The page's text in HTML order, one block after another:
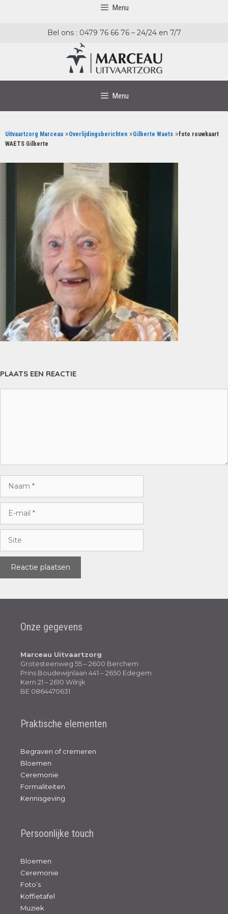
Menu
Bel ons : 0479 76 66 76 – 24/24 en 7/7
Menu
Uitvaartzorg Marceau »Overlijdingsberichten »Gilberte Waets »foto rouwkaart
WAETS Gilberte
PLAATS EEN REACTIE
mail
Onze gegevens
Marceau Uitvaartzorg
Grotesteenweg 55 – 2600 Berchem
Prins Boudewijnlaan 441 – 2650 Edegem
Kern 21 – 2610 Wilrijk
BE 0864470631
Praktische elementen
Begraven of cremeren
Bloemen
Ceremonie
Formaliteiten
Kennisgeving
Persoonlijke touch
Bloemen
Ceremonie
Foto’s
Koffietafel
Muziek